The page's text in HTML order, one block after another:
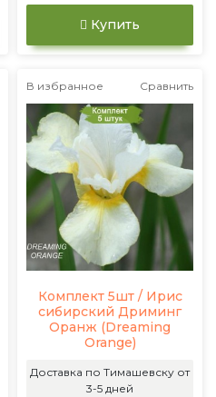
Купить
В избранное Сравнить
Комплект 5шт / Ирис
сибирский Дриминг
Оранж (Dreaming
Orange)
Доставка по Тимашевску от
3-5 дней